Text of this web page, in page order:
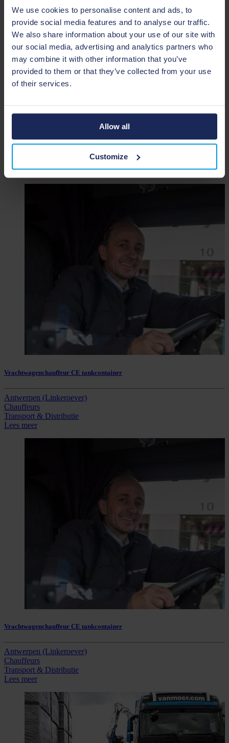
We use cookies to personalise content and ads, to
provide social media features and to analyse our traffic.
We also share information about your use of our site with
our social media, advertising and analytics partners who
may combine it with other information that you’ve
provided to them or that they’ve collected from your use
of their services.
Allow all
Customize
Grobbendonk
Lees meer
Vrachtwagenchauffeur CE tankcontainer
Antwerpen (Linkeroever)
Chauffeurs
Transport & Distributie
Lees meer
Vrachtwagenchauffeur CE tankcontainer
Antwerpen (Linkeroever)
Chauffeurs
Transport & Distributie
Lees meer